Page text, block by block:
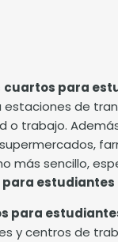
cuartos para
estaciones de
trabajo.
más sencillo,
estudiantes
para
y centros de